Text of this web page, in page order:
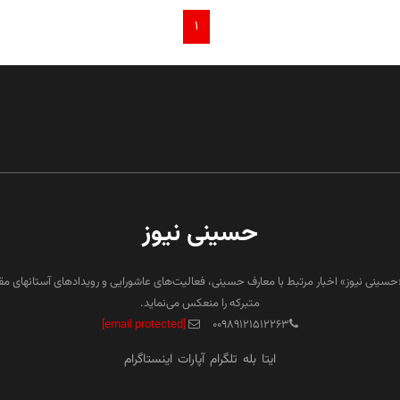
۱
حسینی نیوز
نیوز» اخبار مرتبط با معارف حسینی، فعالیت‌های عاشورایی و رویدادهای
متبرکه را منعکس می‌نماید.
۰۰۹۸۹۱۲۱۵۱۲۲۶۳
[email protected]
ایتا بله تلگرام آپارات اینستاگرام